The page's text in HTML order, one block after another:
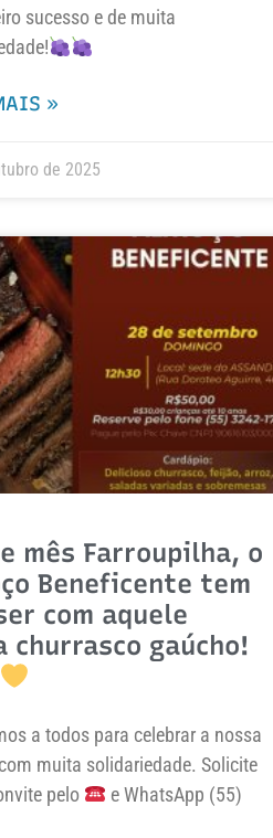
sucesso e de muita
»
de 2025
mês Farroupilha, o
Beneficente tem
com aquele
churrasco gaúcho!
a todos para celebrar a nossa
muita solidariedade. Solicite
pelo
e WhatsApp (55)